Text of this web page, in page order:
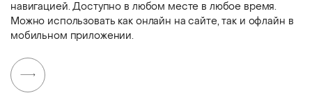
навигацией. Доступно в любом месте в любое время.
Можно использовать как онлайн на сайте, так и офлайн в
мобильном приложении.